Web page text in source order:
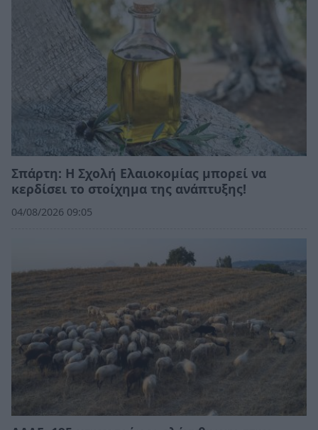
Σπάρτη: Η Σχολή Ελαιοκομίας μπορεί να
κερδίσει το στοίχημα της ανάπτυξης!
04/08/2026 09:05